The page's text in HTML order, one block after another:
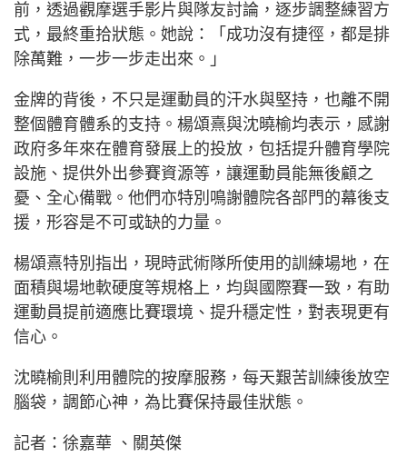
前，透過觀摩選手影片與隊友討論，逐步調整練習方
式，最終重拾狀態。她說：「成功沒有捷徑，都是排
除萬難，一步一步走出來。」
金牌的背後，不只是運動員的汗水與堅持，也離不開
整個體育體系的支持。楊頌熹與沈曉榆均表示，感謝
政府多年來在體育發展上的投放，包括提升體育學院
設施、提供外出參賽資源等，讓運動員能無後顧之
憂、全心備戰。他們亦特別鳴謝體院各部門的幕後支
援，形容是不可或缺的力量。
楊頌熹特別指出，現時武術隊所使用的訓練場地，在
面積與場地軟硬度等規格上，均與國際賽一致，有助
運動員提前適應比賽環境、提升穩定性，對表現更有
信心。
沈曉榆則利用體院的按摩服務，每天艱苦訓練後放空
腦袋，調節心神，為比賽保持最佳狀態。
記者：徐嘉華 、關英傑